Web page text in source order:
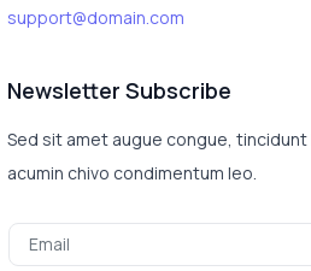
support@domain.com
Newsletter Subscribe
Sed sit amet augue congue,
acumin chivo condimentum leo.